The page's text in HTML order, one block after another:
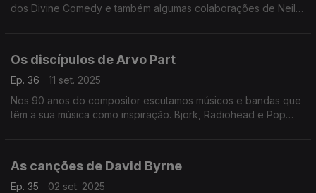
dos Divine Comedy e também algumas colaborações de Neil
Os discípulos de Arvo Part
Ep. 36
11 set. 2025
Nos 90 anos do compositor escutamos músicos e bandas que
têm a sua música como inspiração. Bjork, Radiohead e Pop
As canções de David Byrne
Ep. 35
02 set. 2025